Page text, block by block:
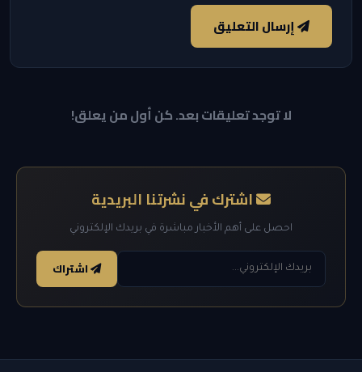
إرسال التعليق
لا توجد تعليقات بعد. كن أول من يعلق!
اشترك في نشرتنا البريدية
احصل على أهم الأخبار مباشرة في بريدك الإلكتروني
اشتراك